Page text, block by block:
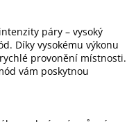
páry – vysoký
Díky vysokému výkonu
provonění místnosti.
vám poskytnou